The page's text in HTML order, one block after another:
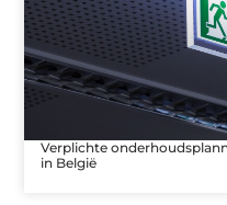
Verplichte
in België